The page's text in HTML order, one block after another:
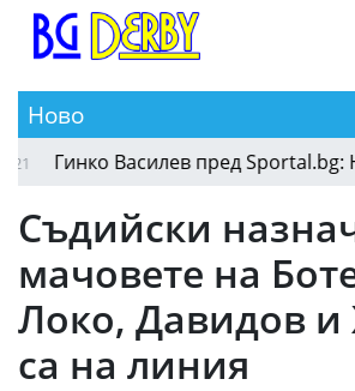
Ново
Гинко Василев пред Sportal.bg:
Съдийски
мачовете на
Локо, Давидов и
са на линия